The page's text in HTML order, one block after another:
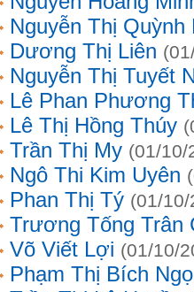
Nguyễn Thị Quỳnh
Dương Thị Liên
Nguyễn Thị Tuyết
Lê Phan Phương
Lê Thị Hồng Thúy
Trần Thị My (01/10/
Ngô Thi Kim Uyên
Phan Thị Tý (01/
Trương Tống Trân
Võ Viết Lợi (01/10/
Phạm Thị Bích